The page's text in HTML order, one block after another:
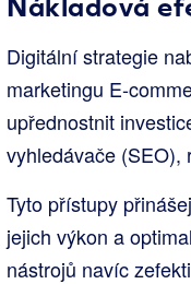
Digitální strategie
marketingu E-
upřednostnit
vyhledávače (SEO),
Tyto přístupy
jejich výkon a
nástrojů navíc